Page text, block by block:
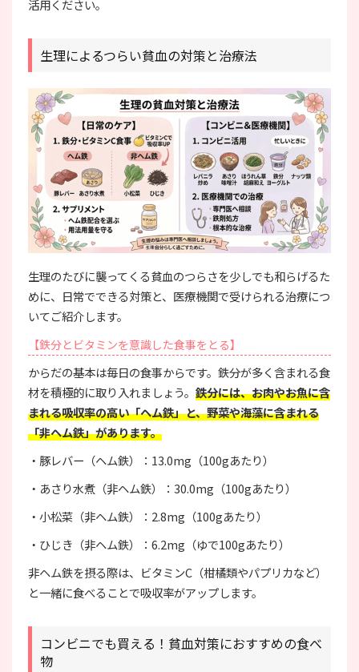
活用ください。
生理によるつらい貧血の対策と治療法
生理のたびに襲ってくる貧血のつらさを少しでも和らげるた
めに、日常でできる対策と、医療機関で受けられる治療につ
いてご紹介します。
【鉄分とビタミンを意識した食事をとる】
からだの基本は毎日の食事からです。鉄分が多く含まれる食
材を積極的に取り入れましょう。 鉄分には、お肉やお魚に含
まれる吸収率の高い「ヘム鉄」と、野菜や海藻に含まれる
「非ヘム鉄」があります。
・豚レバー（ヘム鉄）：13.0mg（100gあたり）
・あさり水煮（非ヘム鉄）：30.0mg（100gあたり）
・小松菜（非ヘム鉄）：2.8mg（100gあたり）
・ひじき（非ヘム鉄）：6.2mg（ゆで100gあたり）
非ヘム鉄を摂る際は、ビタミンC（柑橘類やパプリカなど）
と一緒に食べることで吸収率がアップします。
コンビニでも買える！貧血対策におすすめの食べ
物